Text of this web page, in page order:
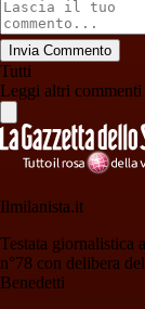
Invia Commento
Tutti
Leggi altri commenti
Ilmilanista.it
Testata giornalistica
n°78 con delibera
Benedetti